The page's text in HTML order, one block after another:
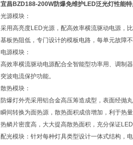
宜昌BZD188-200W防爆免维护LED泛光灯性能特
光源模块：
采用高亮度LED光源，配高效率横流驱动电源，
基板热阻低，专门设计的模板电路，每单元故障
电源模块：
高效率横流驱动电源配合全智能型功率用、调制
突波电流保护功能。
散热模块：
防爆灯外壳采用铝合金高压筹造成型，表面经抛
瞬间转换为面热源，散热面积成倍增加，利于热
热鳞片密度高，大大提高散热面积，充分保证
配光模块：针对每种灯具类型设计一体式结构，